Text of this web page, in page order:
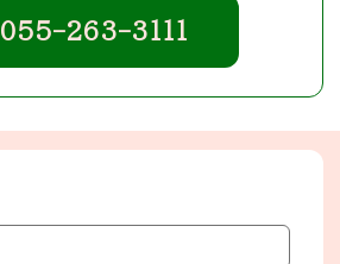
055-263-3111